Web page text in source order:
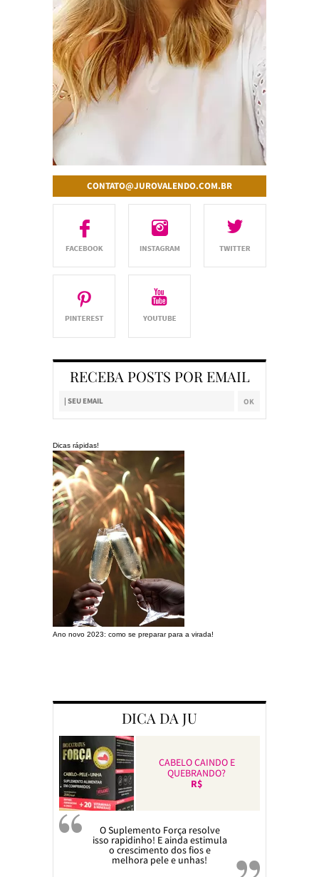
CONTATO@JUROVALENDO.COM.BR
RECEBA POSTS POR EMAIL
Dicas rápidas!
Ano novo 2023: como se preparar para a virada!
DICA DA JU
CABELO CAINDO E
QUEBRANDO?
R$
O Suplemento Força resolve
isso rapidinho! E ainda estimula
o crescimento dos fios e
melhora pele e unhas!